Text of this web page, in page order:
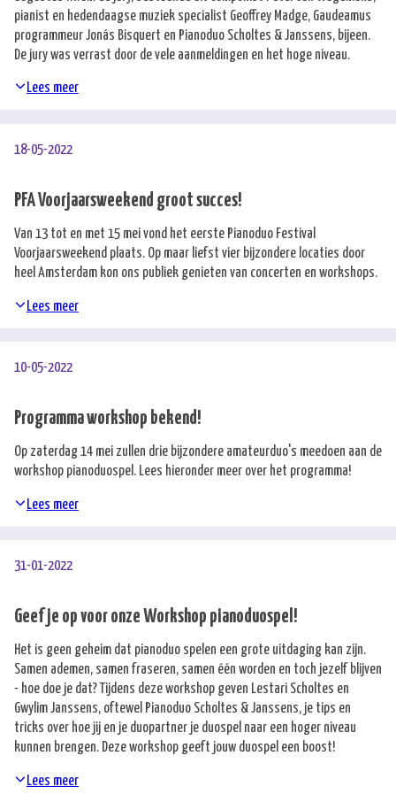
pianist en hedendaagse muziek specialist Geoffrey Madge, Gaudeamus
programmeur Jonás Bisquert en Pianoduo Scholtes & Janssens, bijeen.
De jury was verrast door de vele aanmeldingen en het hoge niveau.
Lees meer
18-05-2022
PFA Voorjaarsweekend groot succes!
Van 13 tot en met 15 mei vond het eerste Pianoduo Festival
Voorjaarsweekend plaats. Op maar liefst vier bijzondere locaties door
heel Amsterdam kon ons publiek genieten van concerten en workshops.
Lees meer
10-05-2022
Programma workshop bekend!
Op zaterdag 14 mei zullen drie bijzondere amateurduo's meedoen aan de
workshop pianoduospel. Lees hieronder meer over het programma!
Lees meer
31-01-2022
Geef je op voor onze Workshop pianoduospel!
Het is geen geheim dat pianoduo spelen een grote uitdaging kan zijn.
Samen ademen, samen fraseren, samen één worden en toch jezelf blijven
- hoe doe je dat? Tijdens deze workshop geven Lestari Scholtes en
Gwylim Janssens, oftewel Pianoduo Scholtes & Janssens, je tips en
tricks over hoe jij en je duopartner je duospel naar een hoger niveau
kunnen brengen. Deze workshop geeft jouw duospel een boost!
Lees meer